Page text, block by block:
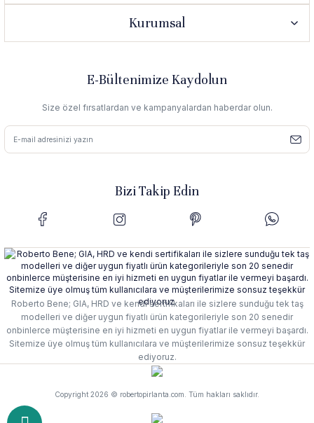
Kurumsal
E-Bültenimize Kaydolun
Size özel fırsatlardan ve kampanyalardan haberdar olun.
Bizi Takip Edin
Roberto Bene; GIA, HRD ve kendi sertifikaları ile sizlere sunduğu tek taş
modelleri ve diğer uygun fiyatlı ürün kategorileriyle son 20 senedir
onbinlerce müşterisine en iyi hizmeti en uygun fiyatlar ile vermeyi başardı.
Sitemize üye olmuş tüm kullanıcılara ve müşterilerimize sonsuz teşekkür
ediyoruz.
Copyright 2026 © robertopirlanta.com. Tüm hakları saklıdır.